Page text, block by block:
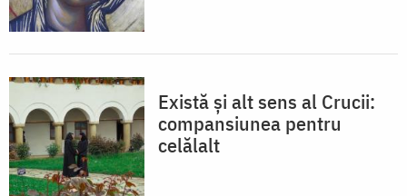
Există și alt sens al Crucii:
compansiunea pentru
celălalt